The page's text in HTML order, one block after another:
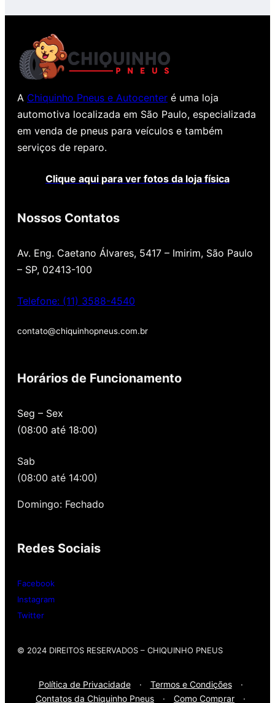
A Chiquinho Pneus e Autocenter é uma loja
automotiva localizada em São Paulo, especializada
em venda de pneus para veículos e também
serviços de reparo.
Clique aqui para ver fotos da loja física
Europeu de qualidade!
Temos uma loja novinha, com os melhores
quando você precisa voltar para revisar,
nossa loja possui grande parceria com a
Whatsap: (11) 3588-4540
Nossos Contatos
Av. Eng. Caetano Álvares, 5417 – Imirim, São Paulo
– SP, 02413-100
Telefone: (11) 3588-4540
contato@chiquinhopneus.com.br
Horários de Funcionamento
Seg – Sex
(08:00 até 18:00)
Sab
(08:00 até 14:00)
Domingo: Fechado
Redes Sociais
Facebook
Instagram
Twitter
© 2024 DIREITOS RESERVADOS​ – CHIQUINHO PNEUS
Política de Privacidade · Termos e Condições
·
Contatos da Chiquinho Pneus
· Como Comprar ·